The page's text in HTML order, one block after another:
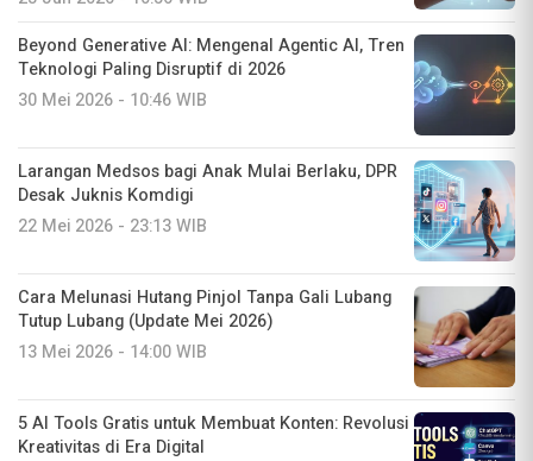
Beyond Generative AI: Mengenal Agentic AI, Tren
Teknologi Paling Disruptif di 2026
30 Mei 2026 - 10:46 WIB
Larangan Medsos bagi Anak Mulai Berlaku, DPR
Desak Juknis Komdigi
22 Mei 2026 - 23:13 WIB
Cara Melunasi Hutang Pinjol Tanpa Gali Lubang
Tutup Lubang (Update Mei 2026)
13 Mei 2026 - 14:00 WIB
5 AI Tools Gratis untuk Membuat Konten: Revolusi
Kreativitas di Era Digital